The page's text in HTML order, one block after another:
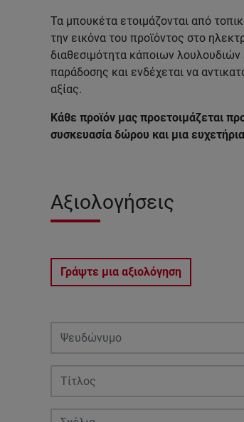
Τα μπουκέτα ετοιμάζονται από
την εικόνα του προϊόντος στο
διαθεσιμότητα κάποιων
παράδοσης και ενδέχεται να
αξίας.
Κάθε προϊόν μας προετοιμάζεται
συσκευασία δώρου και μια
Αξιολογήσεις
Γράψτε μια αξιολόγηση